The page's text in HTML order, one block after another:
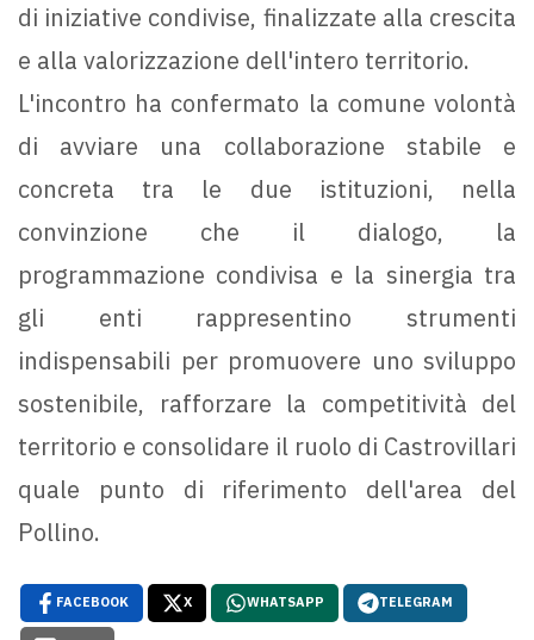
di iniziative condivise, finalizzate alla crescita
e alla valorizzazione dell'intero territorio.
L'incontro ha confermato la comune volontà
di avviare una collaborazione stabile e
concreta tra le due istituzioni, nella
convinzione che il dialogo, la
programmazione condivisa e la sinergia tra
gli enti rappresentino strumenti
indispensabili per promuovere uno sviluppo
sostenibile, rafforzare la competitività del
territorio e consolidare il ruolo di Castrovillari
quale punto di riferimento dell'area del
Pollino.
FACEBOOK X WHATSAPP TELEGRAM